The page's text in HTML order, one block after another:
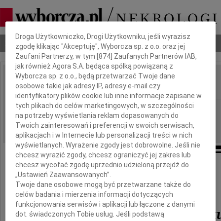
Nekrologi Odeszli Poradnik pogrzebowy
IMIĘ I NAZWISKO: Halina Janku
REGION: Lublin
DATA EMISJI: 15.03.2010
Wyrazy szczerego i głębokiego współczucia
Pani
lek. dent. Haliny
Dbamy o Twoją prywatność
Droga Użytkowniczko, Drogi Użytkowniku, jeśli wyrazisz
zgodę klikając "Akceptuję", Wyborcza sp. z o.o. oraz jej
Zaufani Partnerzy, w tym [874 ] Zaufanych Partnerów IAB,
jak również Agora S.A. będąca spółką powiązaną z
Wyborcza sp. z o.o., będą przetwarzać Twoje dane
osobowe takie jak adresy IP, adresy e-mail czy
identyfikatory plików cookie lub inne informacje zapisane w
tych plikach do celów marketingowych, w szczególności
na potrzeby wyświetlania reklam dopasowanych do
Twoich zainteresowań i preferencji w swoich serwisach,
aplikacjach i w Internecie lub personalizacji treści w nich
wyświetlanych. Wyrażenie zgody jest dobrowolne. Jeśli nie
chcesz wyrazić zgody, chcesz ograniczyć jej zakres lub
chcesz wycofać zgodę uprzednio udzieloną przejdź do
„Ustawień Zaawansowanych”.
Twoje dane osobowe mogą być przetwarzane także do
celów badania i mierzenia informacji dotyczących
funkcjonowania serwisów i aplikacji lub łączone z danymi
dot. świadczonych Tobie usług. Jeśli podstawą